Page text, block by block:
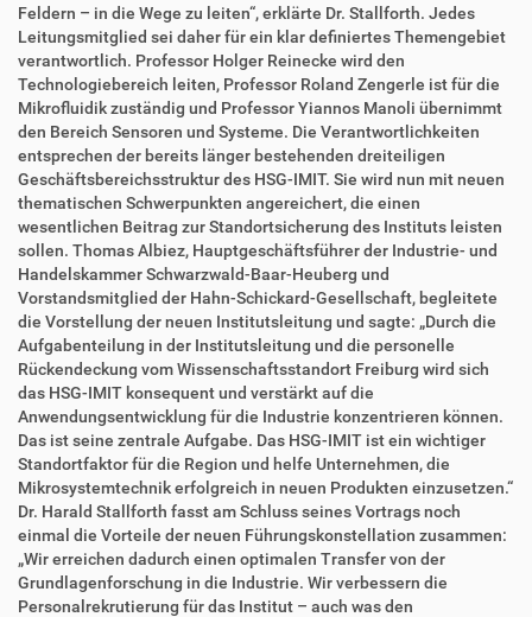
Feldern – in die Wege zu leiten“, erklärte Dr. Stallforth. Jedes
Leitungsmitglied sei daher für ein klar definiertes Themengebiet
verantwortlich. Professor Holger Reinecke wird den
Technologiebereich leiten, Professor Roland Zengerle ist für die
Mikrofluidik zuständig und Professor Yiannos Manoli übernimmt
den Bereich Sensoren und Systeme. Die Verantwortlichkeiten
entsprechen der bereits länger bestehenden dreiteiligen
Geschäftsbereichsstruktur des HSG-IMIT. Sie wird nun mit neuen
thematischen Schwerpunkten angereichert, die einen
wesentlichen Beitrag zur Standortsicherung des Instituts leisten
sollen. Thomas Albiez, Hauptgeschäftsführer der Industrie- und
Handelskammer Schwarzwald-Baar-Heuberg und
Vorstandsmitglied der Hahn-Schickard-Gesellschaft, begleitete
die Vorstellung der neuen Institutsleitung und sagte: „Durch die
Aufgabenteilung in der Institutsleitung und die personelle
Rückendeckung vom Wissenschaftsstandort Freiburg wird sich
das HSG-IMIT konsequent und verstärkt auf die
Anwendungsentwicklung für die Industrie konzentrieren können.
Das ist seine zentrale Aufgabe. Das HSG-IMIT ist ein wichtiger
Standortfaktor für die Region und helfe Unternehmen, die
Mikrosystemtechnik erfolgreich in neuen Produkten einzusetzen.“
Dr. Harald Stallforth fasst am Schluss seines Vortrags noch
einmal die Vorteile der neuen Führungskonstellation zusammen:
„Wir erreichen dadurch einen optimalen Transfer von der
Grundlagenforschung in die Industrie. Wir verbessern die
Personalrekrutierung für das Institut – auch was den